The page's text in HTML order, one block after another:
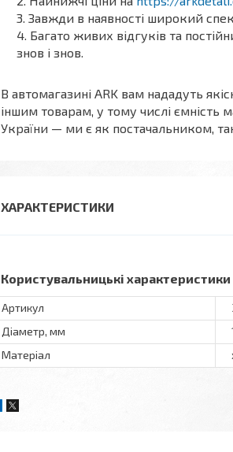
Завжди в наявності широкий
Багато живих відгуків та
знов і знов.
В автомагазині ARK вам нададуть
іншим товарам, у тому числі ємність
України — ми є як постачальником,
ХАРАКТЕРИСТИКИ
Користувальницькі характеристики
Артикул
Діаметр, мм
Матеріал